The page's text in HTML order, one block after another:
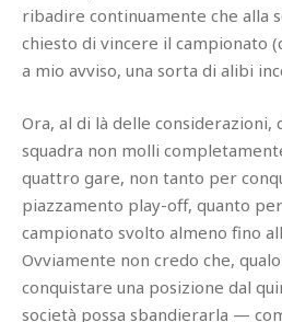
ribadire continuamente che alla
chiesto di vincere il campionato
a mio avviso, una sorta di alibi
Ora, al di là delle considerazioni,
squadra non molli
quattro gare, non tanto per
piazzamento play-off, quanto
campionato svolto almeno fino
Ovviamente non credo che,
conquistare una posizione dal
società possa sbandierarla —